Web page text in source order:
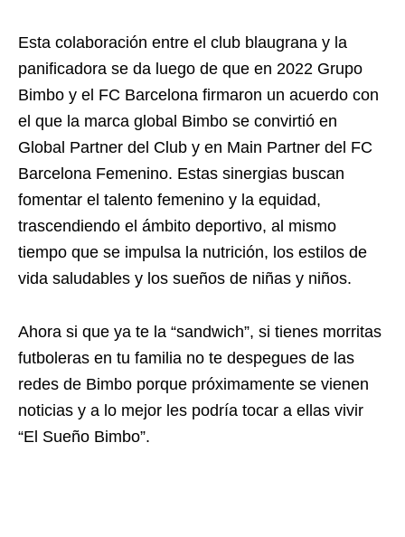
Esta colaboración entre el club blaugrana y la
panificadora se da luego de que en 2022 Grupo
Bimbo y el FC Barcelona firmaron un acuerdo con
el que la marca global Bimbo se convirtió en
Global Partner del Club y en Main Partner del FC
Barcelona Femenino. Estas sinergias buscan
fomentar el talento femenino y la equidad,
trascendiendo el ámbito deportivo, al mismo
tiempo que se impulsa la nutrición, los estilos de
vida saludables y los sueños de niñas y niños.
Ahora si que ya te la “sandwich”, si tienes morritas
futboleras en tu familia no te despegues de las
redes de Bimbo porque próximamente se vienen
noticias y a lo mejor les podría tocar a ellas vivir
“El Sueño Bimbo”.